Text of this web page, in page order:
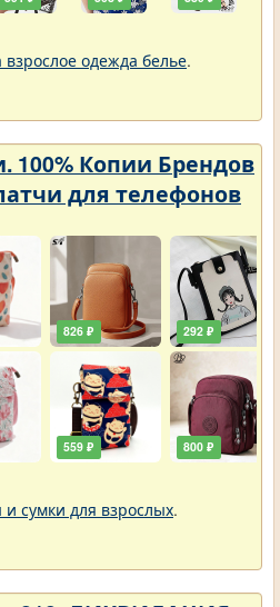
одежда белье.
100% Копии Брендов
для телефонов
826 ₽
559 ₽
292 ₽
800 ₽
сумки для взрослых.